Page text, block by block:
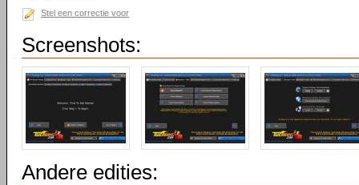
Stel een correctie voor
Screenshots:
Andere edities: